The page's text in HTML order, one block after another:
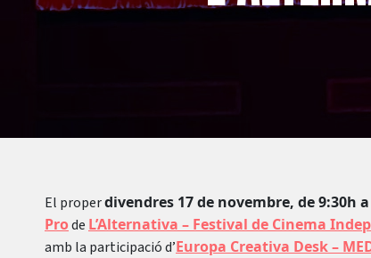
El properdivendres 17 de novembre, de 9:30h
Prode L’Alternativa – Festival de Cinema
amb la participació d’Europa Creativa Desk –